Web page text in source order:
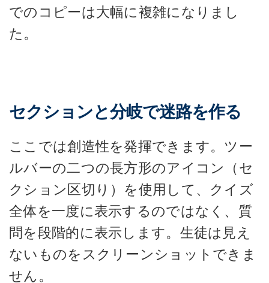
でのコピーは大幅に複雑になりまし
た。
セクションと分岐で迷路を作る
ここでは創造性を発揮できます。ツー
ルバーの二つの長方形のアイコン（セ
クション区切り）を使用して、クイズ
全体を一度に表示するのではなく、質
問を段階的に表示します。生徒は見え
ないものをスクリーンショットできま
せん。